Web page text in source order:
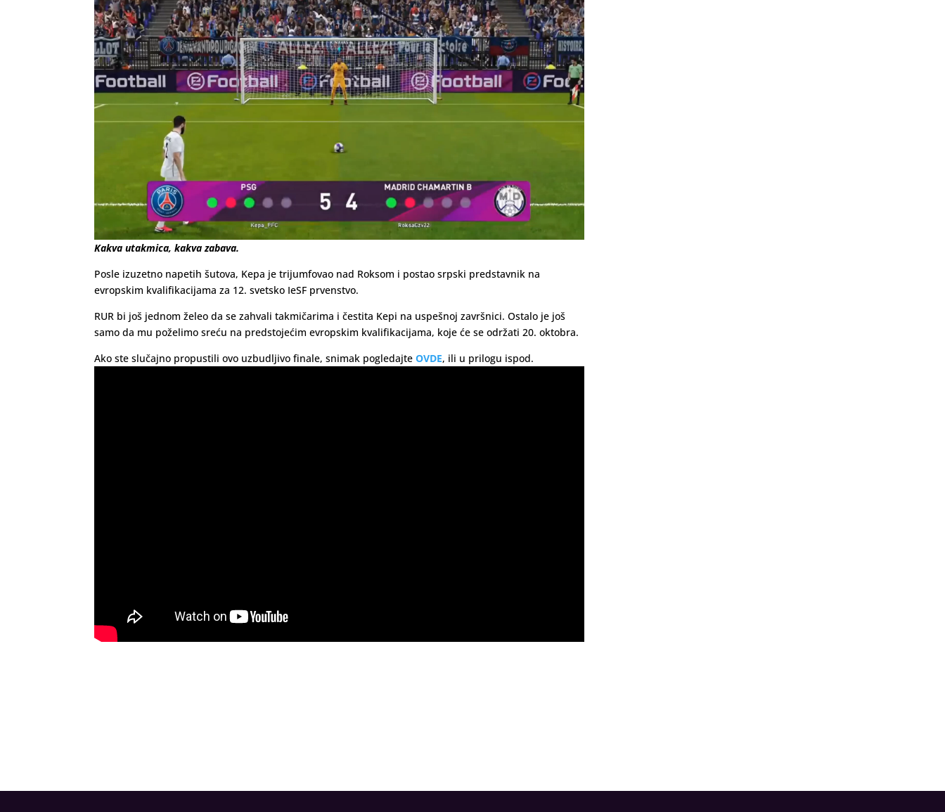
Kakva utakmica, kakva zabava.
Posle izuzetno napetih šutova, Kepa je trijumfovao nad Roksom i postao srpski predstavnik na
evropskim kvalifikacijama za 12. svetsko IeSF prvenstvo.
RUR bi još jednom želeo da se zahvali takmičarima i čestita Kepi na uspešnoj završnici. Ostalo je još
samo da mu poželimo sreću na predstojećim evropskim kvalifikacijama, koje će se održati 20. oktobra.
Ako ste slučajno propustili ovo uzbudljivo finale, snimak pogledajteOVDE, ili u prilogu ispod.